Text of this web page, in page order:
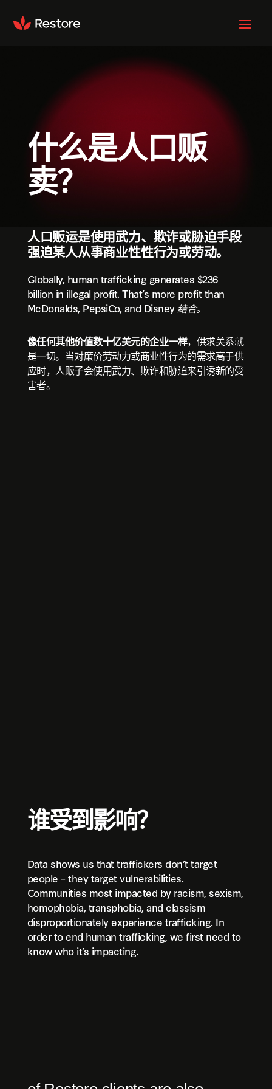
什么是人口贩
卖？
人口贩运是使用武力、欺诈或胁迫手段
强迫某人从事商业性性行为或劳动。
Globally, human trafficking generates $236
billion in illegal profit. That’s more profit than
McDonalds, PepsiCo, and Disney结合。
像任何其他价值数十亿美元的企业一样，供求关系就
是一切。当对廉价劳动力或商业性行为的需求高于供
应时，人贩子会使用武力、欺诈和胁迫来引诱新的受
害者。
谁受到影响？
Data shows us that traffickers don’t target
people – they target vulnerabilities.
Communities most impacted by racism, sexism,
homophobia, transphobia, and classism
disproportionately experience trafficking. In
order to end human trafficking, we first need to
know who it’s impacting.